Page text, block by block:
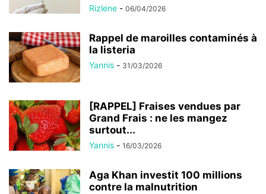
Rizlene - 06/04/2026
Rappel de maroilles contaminés à
la listeria
Yannis - 31/03/2026
[RAPPEL] Fraises vendues par
Grand Frais : ne les mangez
surtout...
Yannis - 16/03/2026
Aga Khan investit 100 millions
contre la malnutrition